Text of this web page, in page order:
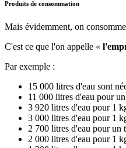
Produits de consommation
Mais évidemment, on
C'est ce que l'on appelle «
Par exemple :
15 000 litres d'eau sont
11 000 litres d'eau pour
3 920 litres d'eau pour 1
3 000 litres d'eau pour 1
2 700 litres d'eau pour un
2 000 litres d'eau pour 1